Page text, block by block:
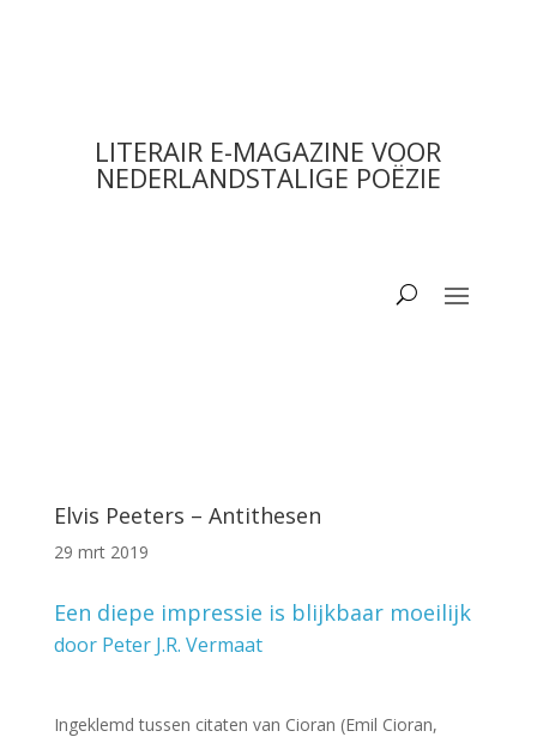
LITERAIR E-MAGAZINE VOOR
NEDERLANDSTALIGE POËZIE
Elvis Peeters – Antithesen
29 mrt 2019
Een diepe impressie is blijkbaar moeilijk
door Peter J.R. Vermaat
Ingeklemd tussen citaten van Cioran (Emil Cioran,